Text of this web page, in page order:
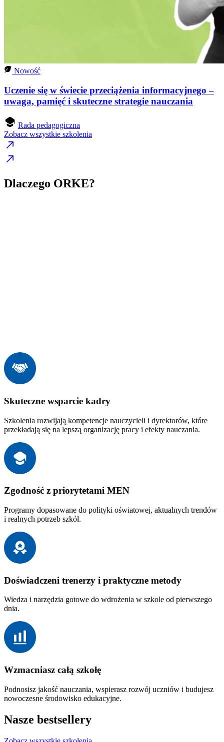
Nowość
Uczenie się w świecie przeciążenia informacyjnego –
uwaga, pamięć i skuteczne strategie nauczania
Rada pedagogiczna
Zobacz wszystkie szkolenia
Dlaczego ORKE?
Skuteczne wsparcie kadry
Szkolenia rozwijają kompetencje nauczycieli i dyrektorów, które
przekładają się na lepszą organizację pracy i efekty nauczania.
Zgodność z priorytetami MEN
Programy dopasowane do polityki oświatowej, aktualnych trendów
i realnych potrzeb szkół.
Doświadczeni trenerzy i praktyczne metody
Wiedza i narzędzia gotowe do wdrożenia w szkole od pierwszego
dnia.
Wzmacniasz całą szkołę
Podnosisz jakość nauczania, wspierasz rozwój uczniów i budujesz
nowoczesne środowisko edukacyjne.
Nasze bestsellery